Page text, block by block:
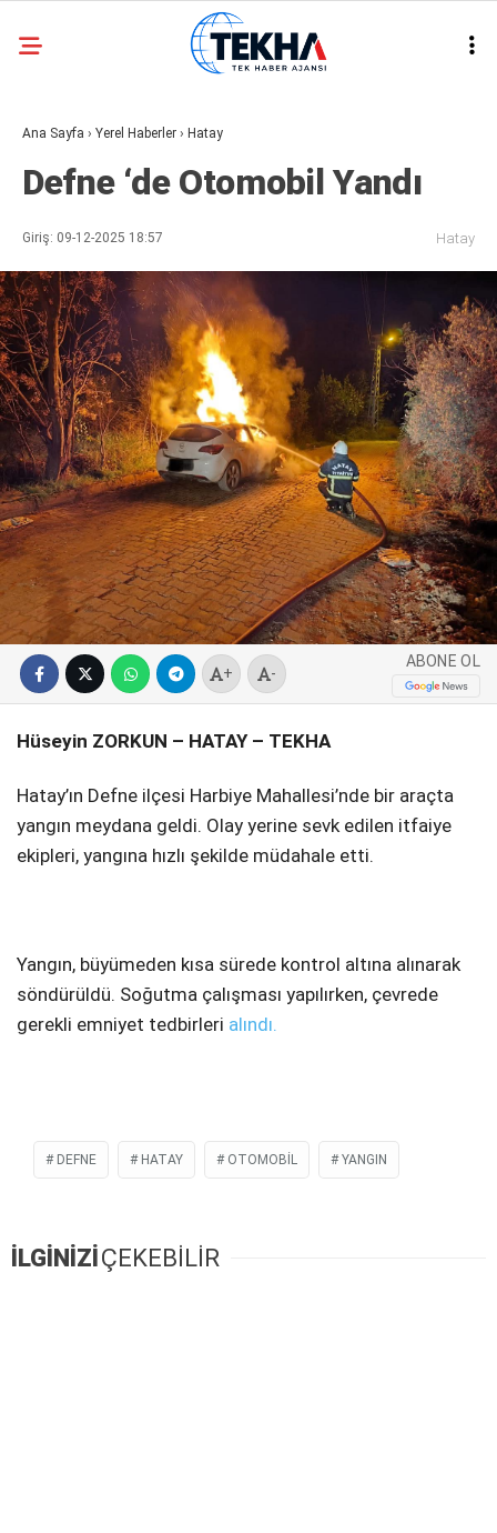
WhatsApp İhbar
Hattı
Facebook
Instagram
30.1
ASAYIŞ
GENEL
EKONOMI
POLITIKA
SIYASET
DÜNYA
METEOROLOJI
SPOR
SERVISLER
Ana Sayfa › Yerel Haberler › Hatay
Defne ‘de Otomobil Yandı
Giriş: 09-12-2025 18:57 Hatay
+ -
ABONE OL
Hüseyin ZORKUN – HATAY – TEKHA
Hatay’ın Defne ilçesi Harbiye Mahallesi’nde bir araçta
yangın meydana geldi. Olay yerine sevk edilen itfaiye
ekipleri, yangına hızlı şekilde müdahale etti.
Yangın, büyümeden kısa sürede kontrol altına alınarak
söndürüldü. Soğutma çalışması yapılırken, çevrede
gerekli emniyet tedbirleri alındı.
DEFNE HATAY OTOMOBIL YANGIN
İLGİNİZİ ÇEKEBİLİR